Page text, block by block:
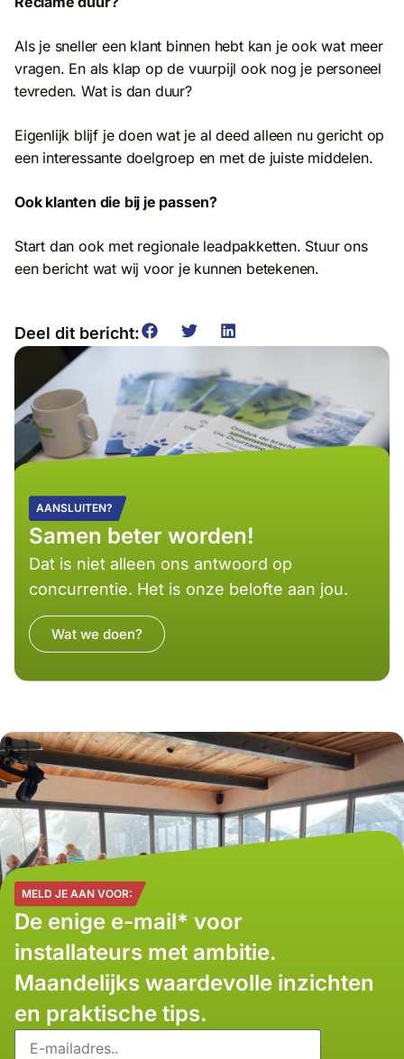
Als je sneller een klant binnen hebt kan je ook wat meer
vragen. En als klap op de vuurpijl ook nog je personeel
tevreden. Wat is dan duur?
Eigenlijk blijf je doen wat je al deed alleen nu gericht op
een interessante doelgroep en met de juiste middelen.
Ook klanten die bij je passen?
Start dan ook met regionale leadpakketten. Stuur ons
een bericht wat wij voor je kunnen betekenen.
Deel dit bericht:
AANSLUITEN?
Samen beter worden!
Dat is niet alleen ons antwoord op
concurrentie. Het is onze belofte aan jou.
Wat we doen?
MELD JE AAN VOOR:
De enige e-mail* voor
installateurs met ambitie.
Maandelijks waardevolle inzichten
en praktische tips.